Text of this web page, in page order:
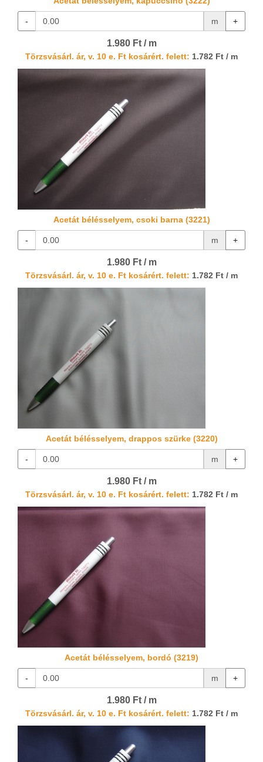
- m +
1.980 Ft / m
Törzsvásárl. ár, v. 10 e. Ft kosárért. felett: 1.782 Ft / m
Acetát bélésselyem, csoki barna (3221)
- m +
1.980 Ft / m
Törzsvásárl. ár, v. 10 e. Ft kosárért. felett: 1.782 Ft / m
Acetát bélésselyem, drappos szürke (3220)
- m +
1.980 Ft / m
Törzsvásárl. ár, v. 10 e. Ft kosárért. felett: 1.782 Ft / m
Acetát bélésselyem, bordó (3219)
- m +
1.980 Ft / m
Törzsvásárl. ár, v. 10 e. Ft kosárért. felett: 1.782 Ft / m